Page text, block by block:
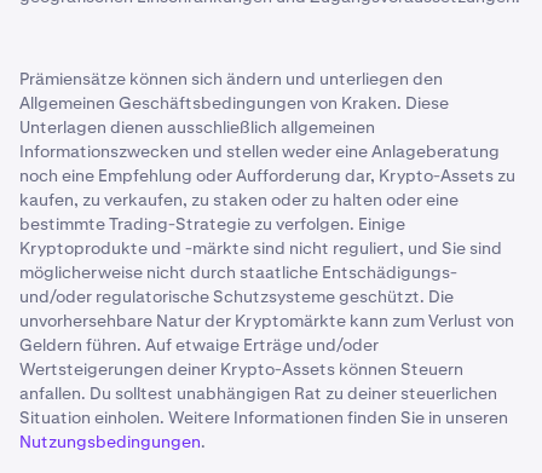
Prämiensätze können sich ändern und unterliegen den
Allgemeinen Geschäftsbedingungen von Kraken. Diese
Unterlagen dienen ausschließlich allgemeinen
Informationszwecken und stellen weder eine Anlageberatung
noch eine Empfehlung oder Aufforderung dar, Krypto-Assets zu
kaufen, zu verkaufen, zu staken oder zu halten oder eine
bestimmte Trading-Strategie zu verfolgen. Einige
Kryptoprodukte und -märkte sind nicht reguliert, und Sie sind
möglicherweise nicht durch staatliche Entschädigungs-
und/oder regulatorische Schutzsysteme geschützt. Die
unvorhersehbare Natur der Kryptomärkte kann zum Verlust von
Geldern führen. Auf etwaige Erträge und/oder
Wertsteigerungen deiner Krypto-Assets können Steuern
anfallen. Du solltest unabhängigen Rat zu deiner steuerlichen
Situation einholen. Weitere Informationen finden Sie in unseren
Nutzungsbedingungen.